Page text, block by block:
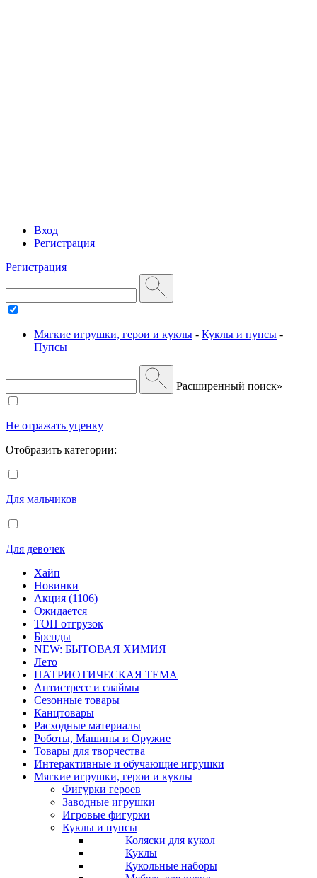
Вход
Регистрация
Регистрация
Мягкие игрушки, герои и куклы - Куклы и пупсы -
Пупсы
Расширенный поиск»
Не отражать уценку
Отобразить категории:
Для мальчиков
Для девочек
Хайп
Новинки
Акция (1106)
Ожидается
ТОП отгрузок
Бренды
NEW: БЫТОВАЯ ХИМИЯ
Лето
ПАТРИОТИЧЕСКАЯ ТЕМА
Антистресс и слаймы
Сезонные товары
Канцтовары
Расходные материалы
Роботы, Машины и Оружие
Товары для творчества
Интерактивные и обучающие игрушки
Мягкие игрушки, герои и куклы
Фигурки героев
Заводные игрушки
Игровые фигурки
Куклы и пупсы
Коляски для кукол
Куклы
Кукольные наборы